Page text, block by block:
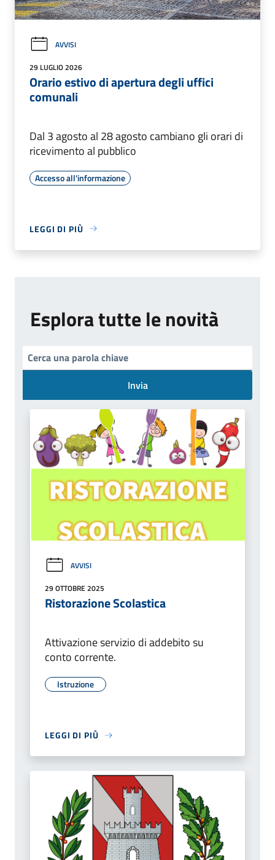
AVVISI
29 LUGLIO 2026
Orario estivo di apertura degli uffici
comunali
Dal 3 agosto al 28 agosto cambiano gli orari di
ricevimento al pubblico
Accesso all'informazione
LEGGI DI PIÙ
Esplora tutte le novità
Invia
AVVISI
29 OTTOBRE 2025
Ristorazione Scolastica
Attivazione servizio di addebito su
conto corrente.
Istruzione
LEGGI DI PIÙ